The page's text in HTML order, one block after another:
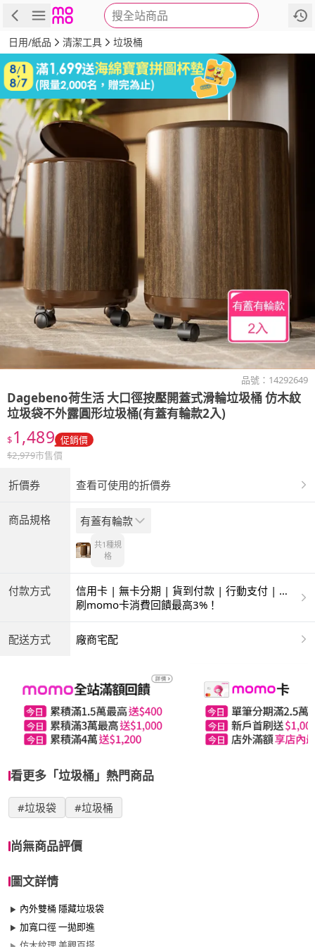
搜全站商品
商品 評價 詳情
日用/紙品 清潔工具 垃圾桶
品號： 14292649
Dagebeno荷生活 大口徑按壓開蓋式滑輪垃圾桶 仿木紋
垃圾袋不外露圓形垃圾桶(有蓋有輪款2入)
$1,489 促銷價
$2,979市售價
折價券 查看可使用的折價券
商品規格 有蓋有輪款
共1種規
格
付款方式
信用卡 | 無卡分期 | 貨到付款 | 行動支付 | 超
商付款 | ATM | 銀聯卡 | 銀行帳戶付款
刷momo卡消費回饋最高3%！
配送方式 廠商宅配
看更多「垃圾桶」熱門商品
#垃圾袋 #垃圾桶
尚無商品評價
圖文詳情
內外雙桶 隱藏垃圾袋
加寬口徑 一拋即進